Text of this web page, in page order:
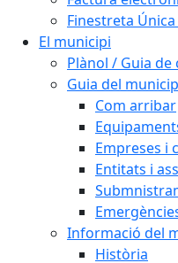
Finestreta
El municipi
Plànol / Guia de
Guia del
Com arribar
Empreses i
Entitats i
Informació del
Història